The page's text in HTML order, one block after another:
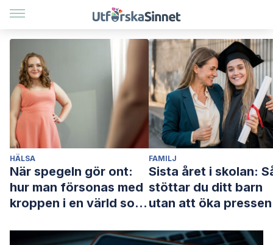
HÄLSA
När spegeln gör ont:
hur man försonas med
kroppen i en värld som
FAMILJ
Sista året i skolan:
stöttar du ditt barn
utan att öka pressen